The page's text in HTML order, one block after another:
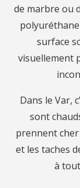
de marbre ou
surface
visuellement
Dans le Var,
sont
prennent
et les taches
à